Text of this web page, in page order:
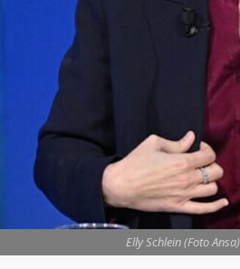
Elly Schlein (Foto Ansa)